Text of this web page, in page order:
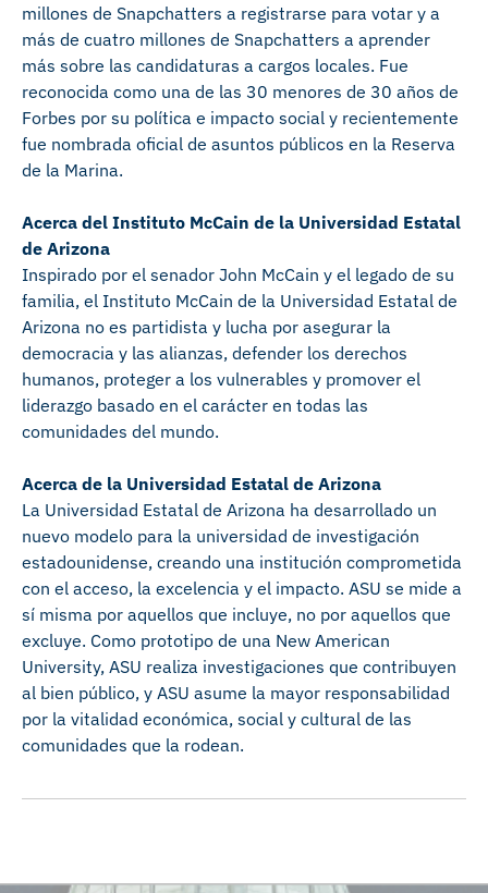
millones de Snapchatters a registrarse para votar y a
más de cuatro millones de Snapchatters a aprender
más sobre las candidaturas a cargos locales. Fue
reconocida como una de las 30 menores de 30 años de
Forbes por su política e impacto social y recientemente
fue nombrada oficial de asuntos públicos en la Reserva
de la Marina.
Acerca del Instituto McCain de la Universidad Estatal
de Arizona
Inspirado por el senador John McCain y el legado de su
familia, el Instituto McCain de la Universidad Estatal de
Arizona no es partidista y lucha por asegurar la
democracia y las alianzas, defender los derechos
humanos, proteger a los vulnerables y promover el
liderazgo basado en el carácter en todas las
comunidades del mundo.
Acerca de la Universidad Estatal de Arizona
La Universidad Estatal de Arizona ha desarrollado un
nuevo modelo para la universidad de investigación
estadounidense, creando una institución comprometida
con el acceso, la excelencia y el impacto. ASU se mide a
sí misma por aquellos que incluye, no por aquellos que
excluye. Como prototipo de una New American
University, ASU realiza investigaciones que contribuyen
al bien público, y ASU asume la mayor responsabilidad
por la vitalidad económica, social y cultural de las
comunidades que la rodean.